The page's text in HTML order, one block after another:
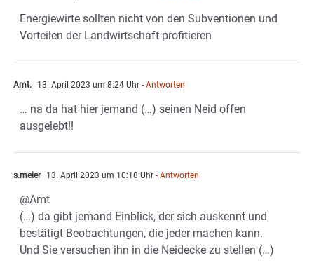
Energiewirte sollten nicht von den Subventionen und
Vorteilen der Landwirtschaft profitieren
Amt. 13. April 2023 um 8:24 Uhr - Antworten
… na da hat hier jemand (…) seinen Neid offen
ausgelebt!!
s.meier 13. April 2023 um 10:18 Uhr - Antworten
@Amt
(…) da gibt jemand Einblick, der sich auskennt und
bestätigt Beobachtungen, die jeder machen kann.
Und Sie versuchen ihn in die Neidecke zu stellen (…)